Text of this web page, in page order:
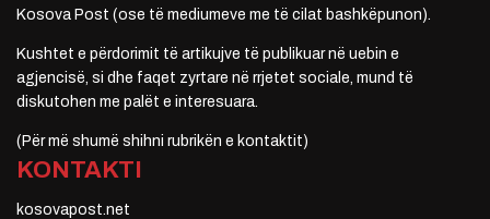
Kosova Post (ose të mediumeve me të cilat bashkëpunon).
Kushtet e përdorimit të artikujve të publikuar në uebin e
agjencisë, si dhe faqet zyrtare në rrjetet sociale, mund të
diskutohen me palët e interesuara.
(Për më shumë shihni rubrikën e kontaktit)
KONTAKTI
kosovapost.net